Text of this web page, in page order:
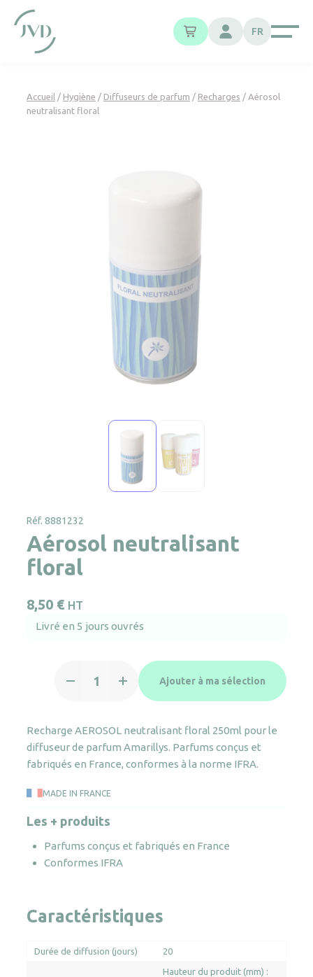
FR
Accueil / Hygiène / Diffuseurs de parfum / Recharges / Aérosol
neutralisant floral
Réf. 8881232
Aérosol neutralisant
floral
8,50 € HT
Livré en 5 jours ouvrés
floral
Ajouter à ma sélection
Recharge AEROSOL neutralisant floral 250ml pour le
diffuseur de parfum Amarillys. Parfums conçus et
fabriqués en France, conformes à la norme IFRA.
MADE IN FRANCE
Les + produits
Parfums conçus et fabriqués en France
Conformes IFRA
Caractéristiques
Durée de diffusion (jours) 20
Hauteur du produit (mm) :
Panneau de gestion des cookies